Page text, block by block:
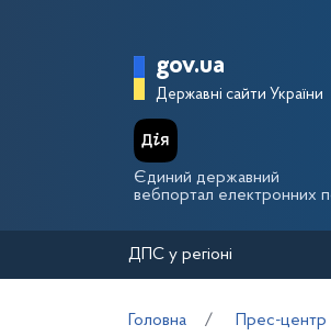
Головна
gov.ua
Державні сайти України
Єдиний державний
вебпортал електронних
ДПС у регіоні
Головна Прес-центр